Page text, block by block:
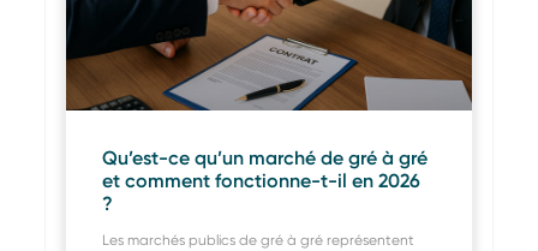
Qu’est-ce qu’un marché de gré à gré
et comment fonctionne-t-il en 2026
?
Les marchés publics de gré à gré représentent